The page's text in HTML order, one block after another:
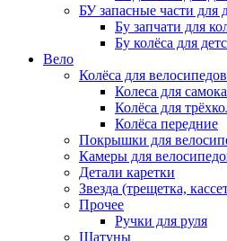
БУ запасные части для
Бу запчати для
Бу колёса для
Вело
Колёса для
Колеса для
Колёса для
Колёса передние
Покрышки для
Камеры для
Детали каретки
Звезда (трещетка,
Прочее
Ручки для руля
Шатуны